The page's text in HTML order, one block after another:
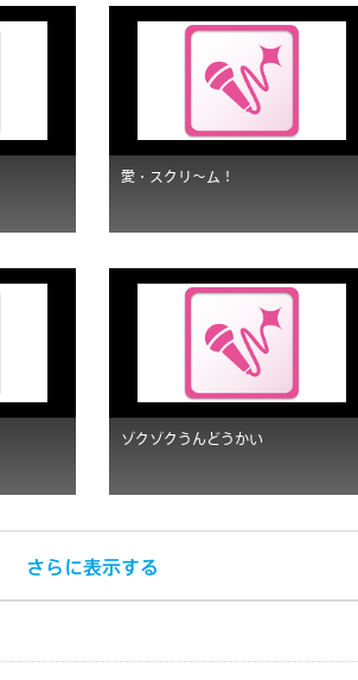
愛・スクリ〜ム！
ゾクゾクうんどうかい